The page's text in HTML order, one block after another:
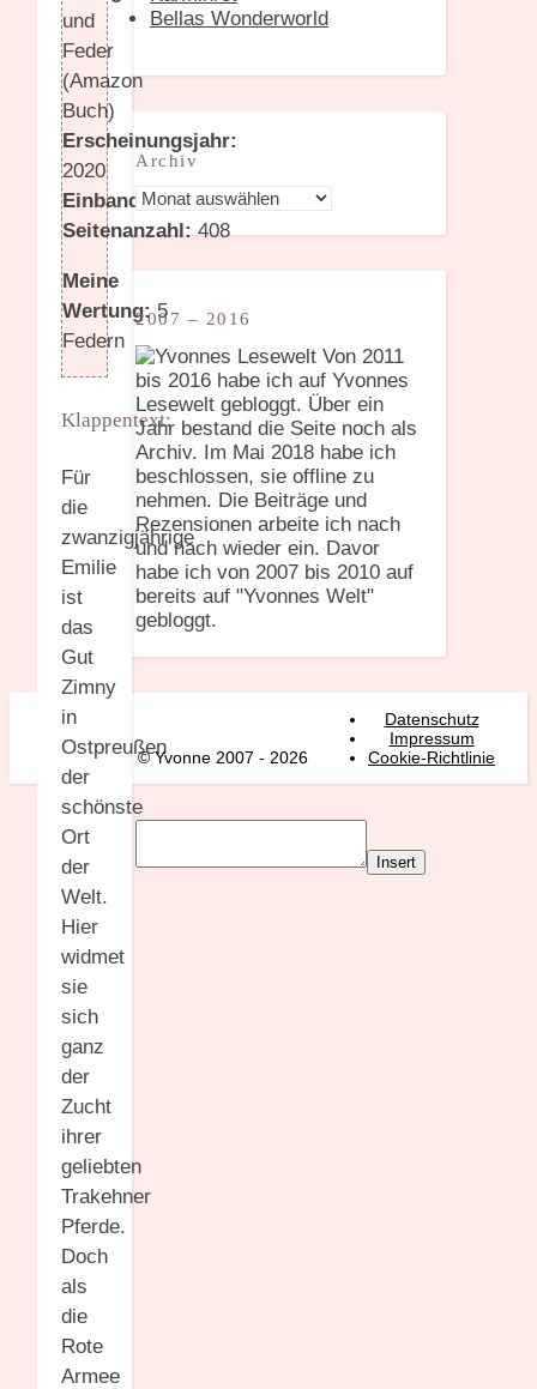
und
Feder
(Amazon
Buch)
Erscheinungsjahr:
2020
Einband:Taschenbuch
Seitenanzahl:408
Meine
Wertung:5
Federn
Klappentext:
Für
die
zwanzigjährige
Emilie
ist
das
Gut
Zimny
in
Ostpreußen
der
schönste
Ort
der
Welt.
Hier
widmet
sie
sich
ganz
der
Zucht
ihrer
geliebten
Trakehner
Pferde.
Doch
als
die
Rote
Armee
Bellas Wonderworld
Archiv
Archiv
2007 – 2016
Von 2011
bis 2016 habe ich auf Yvonnes
Lesewelt gebloggt. Über ein
Jahr bestand die Seite noch als
Archiv. Im Mai 2018 habe ich
beschlossen, sie offline zu
nehmen. Die Beiträge und
Rezensionen arbeite ich nach
und nach wieder ein. Davor
habe ich von 2007 bis 2010 auf
bereits auf "Yvonnes Welt"
gebloggt.
© Yvonne 2007 - 2026
Datenschutz
Impressum
Cookie-Richtlinie
Insert